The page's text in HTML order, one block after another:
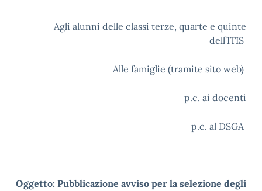
Agli alunni delle classi terze, quarte e quinte
dell’ITIS
Alle famiglie (tramite sito web)
p.c. ai docenti
p.c. al DSGA
Oggetto: Pubblicazione avviso per la selezione degli